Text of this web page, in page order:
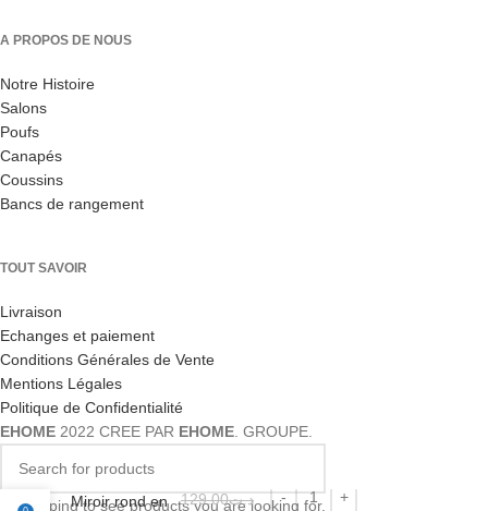
A PROPOS DE NOUS
Notre Histoire
Salons
Poufs
Canapés
Coussins
Bancs de rangement
TOUT SAVOIR
Livraison
Echanges et paiement
Conditions Générales de Vente
Mentions Légales
Politique de Confidentialité
EHOME 2022 CREE PAR EHOME . GROUPE.
Start typing to see products you are looking for.
Miroir rond en د.ت129.00